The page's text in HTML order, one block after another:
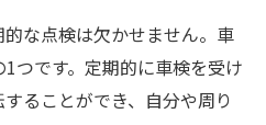
な点検は欠かせません。車
つです。定期的に車検を受け
ることができ、自分や周り